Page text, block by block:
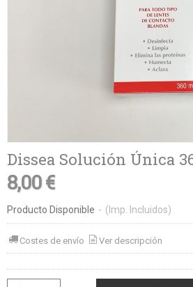
Dissea Solución Única
8,00 €
Producto Disponible - (Imp. Incluidos)
Costes de envío Ver descripción